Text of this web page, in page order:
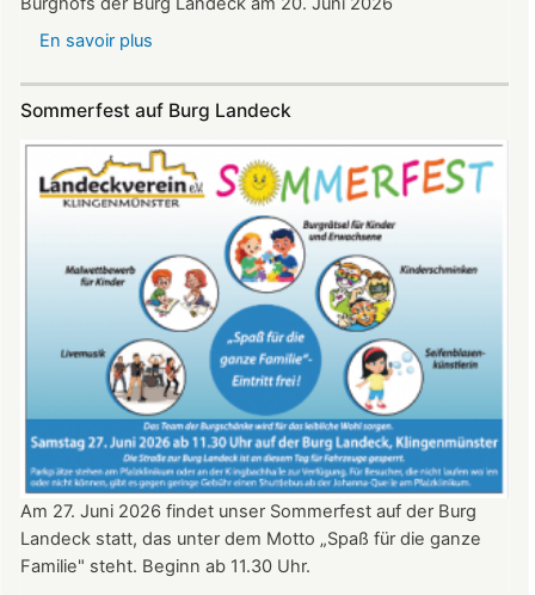
En savoir plus
auf
Burg
Landeck
am
Juni
2026
ab
20:30
Uhr​​​​​​​​​​​​​​
Sommerfest auf Burg Landeck
Am 27. Juni 2026 findet unser Sommerfest auf der Burg
Landeck statt, das unter dem Motto „Spaß für die ganze
Familie" steht. Beginn ab 11.30 Uhr.